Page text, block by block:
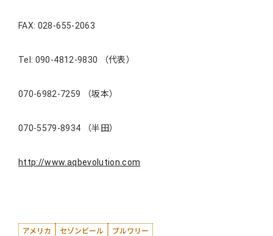
FAX: 028-655-2063
Tel: 090-4812-9830 （代表）
070-6982-7259 （坂本）
070-5579-8934 （半田）
http://www.aqbevolution.com
アメリカ セゾンビール ブルワリー